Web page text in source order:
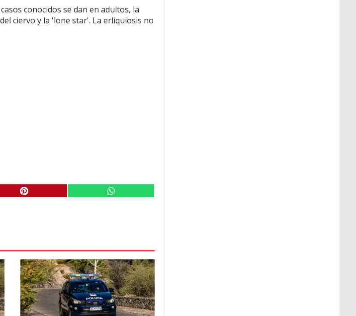
conocidos se dan en adultos, la
ciervo y la 'lone star'. La erliquiosis no